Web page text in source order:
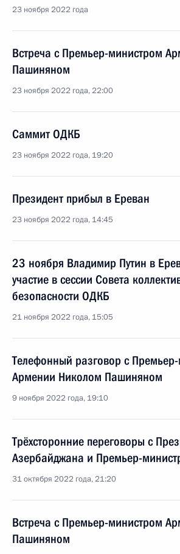
23 ноября 2022 года
Встреча с Премьер-министром
Пашиняном
23 ноября 2022 года, 22:00
Саммит ОДКБ
23 ноября 2022 года, 19:20
Президент прибыл в Ереван
23 ноября 2022 года, 14:45
23 ноября Владимир Путин в
участие в сессии Совета
безопасности ОДКБ
21 ноября 2022 года, 15:05
Телефонный разговор с
Армении Николом Пашиняном
9 ноября 2022 года, 19:10
Трёхсторонние переговоры с
Азербайджана и Премьер-
31 октября 2022 года, 21:20
Встреча с Премьер-министром
Пашиняном